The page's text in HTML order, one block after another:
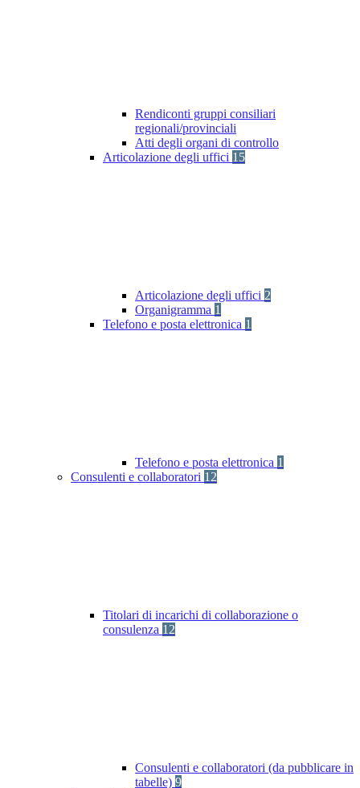
Rendiconti gruppi consiliari
regionali/provinciali
Atti degli organi di controllo
Articolazione degli uffici 15
Articolazione degli uffici 2
Organigramma 1
Telefono e posta elettronica 1
Telefono e posta elettronica 1
Consulenti e collaboratori 12
Titolari di incarichi di collaborazione o
consulenza 12
Consulenti e collaboratori (da pubblicare in
tabelle) 9